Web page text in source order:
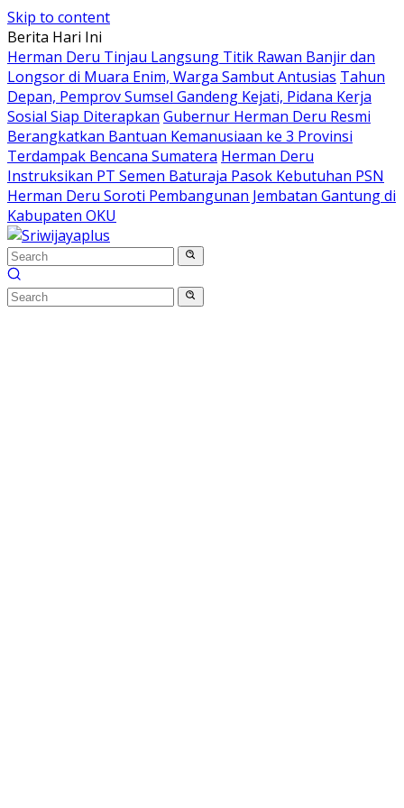
Skip to content
Berita Hari Ini
Herman Deru Tinjau Langsung Titik Rawan Banjir dan
Longsor di Muara Enim, Warga Sambut Antusias Tahun
Depan, Pemprov Sumsel Gandeng Kejati, Pidana Kerja
Sosial Siap Diterapkan Gubernur Herman Deru Resmi
Berangkatkan Bantuan Kemanusiaan ke 3 Provinsi
Terdampak Bencana Sumatera Herman Deru
Instruksikan PT Semen Baturaja Pasok Kebutuhan PSN
Herman Deru Soroti Pembangunan Jembatan Gantung di
Kabupaten OKU